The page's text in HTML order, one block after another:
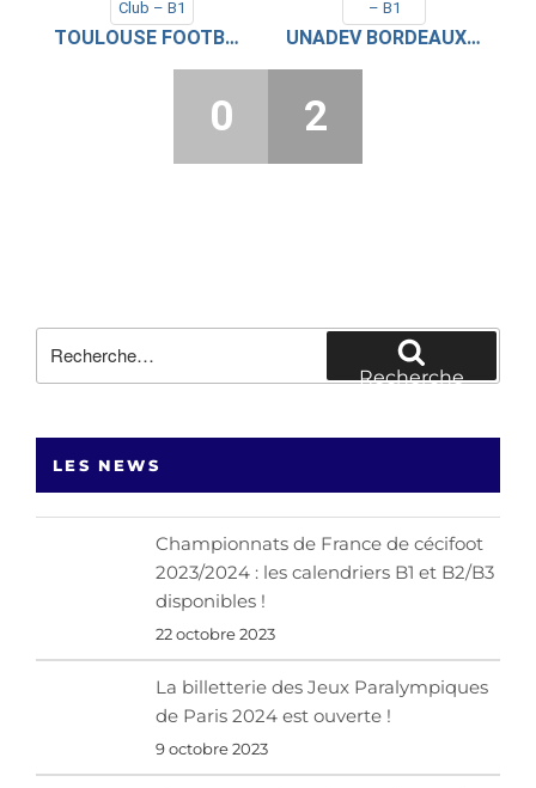
TOULOUSE FOOTBALL CLUB – B1 UNADEV BORDEAUX – B1
0 2
pour
Recherche
LES NEWS
Championnats de France de cécifoot
2023/2024 : les calendriers B1 et B2/B3
disponibles !
22 octobre 2023
La billetterie des Jeux Paralympiques
de Paris 2024 est ouverte !
9 octobre 2023